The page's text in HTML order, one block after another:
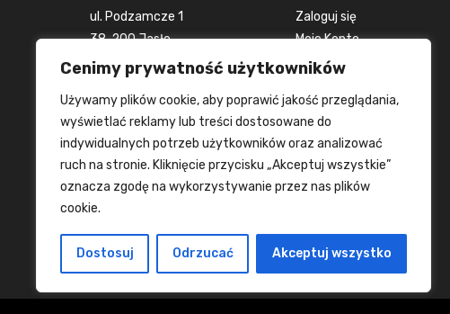
Cenimy prywatność użytkowników
Używamy plików cookie, aby poprawić jakość przeglądania,
wyświetlać reklamy lub treści dostosowane do
indywidualnych potrzeb użytkowników oraz analizować
ruch na stronie. Kliknięcie przycisku „Akceptuj wszystkie”
oznacza zgodę na wykorzystywanie przez nas plików
cookie.
Dostosuj Odrzucać Akceptuj wszystko
ul. Podzamcze 1
38-200 Jasło
woj. podkarpackie
+48 694 916 924
info@tanietrofea.pl
Zaloguj się
Moje Konto
Zamówienia